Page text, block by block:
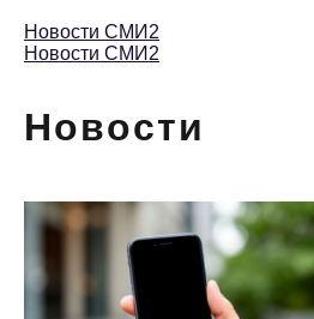
Новости СМИ2
Новости СМИ2
Новости